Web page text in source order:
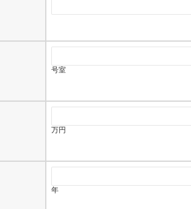
号室
万円
年